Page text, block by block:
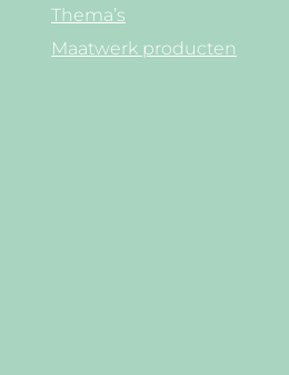
Thema’s
Maatwerk producten